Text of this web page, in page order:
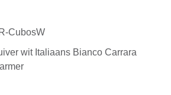
CubosW
wit Italiaans Bianco Carrara